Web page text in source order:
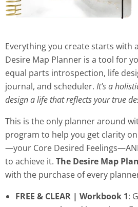
Everything you create starts
Desire Map Planner is a tool for
equal parts introspection, life
journal, and scheduler. It’s a
design a life that reflects your true
This is the only planner around
program to help you get clarity
—your Core Desired
to achieve it. The Desire Map
with the purchase of every
FREE & CLEAR | Workbook 1: